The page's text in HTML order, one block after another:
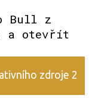
Bull z
a otevřít
zdroje 2